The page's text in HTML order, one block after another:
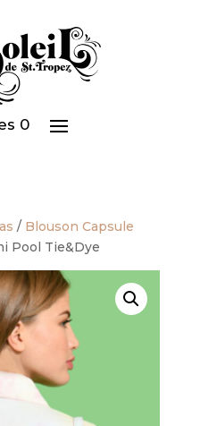
0
/ Blouson Capsule
Pool Tie&Dye